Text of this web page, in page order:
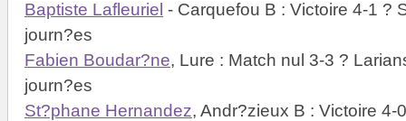
Baptiste Lafleuriel - Carquefou B : Victoire 4-1 ?
journ?es
Fabien Boudar?ne, Lure : Match nul 3-3 ?
journ?es
St?phane Hernandez, Andr?zieux B : Victoire